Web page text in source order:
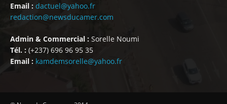
Email : dactuel@yahoo.fr
redaction@newsducamer.com
Admin & Commercial : Sorelle Noumi
Tél. : (+237) 696 96 95 35
Email : kamdemsorelle@yahoo.fr